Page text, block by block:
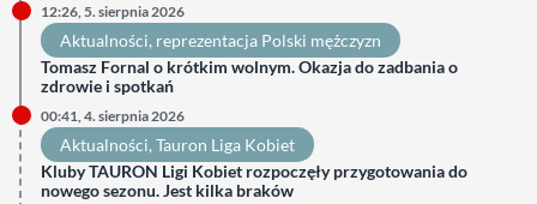
12:26, 5. sierpnia 2026
Aktualności, reprezentacja Polski mężczyzn
Tomasz Fornal o krótkim wolnym. Okazja do zadbania o
zdrowie i spotkań
00:41, 4. sierpnia 2026
Aktualności, Tauron Liga Kobiet
Kluby TAURON Ligi Kobiet rozpoczęły przygotowania do
nowego sezonu. Jest kilka braków